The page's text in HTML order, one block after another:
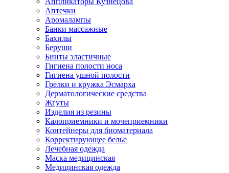
Аптечки
Аромалампы
Банки массажные
Бахилы
Беруши
Бинты эластичные
Гигиена полости носа
Гигиена ушной полости
Грелки и кружка Эсмарха
Дерматологические средства
Жгуты
Изделия из резины
Калоприемники и мочеприемники
Контейнеры для биоматериала
Корректирующее белье
Лечебная одежда
Маска медицинская
Медицинская одежда